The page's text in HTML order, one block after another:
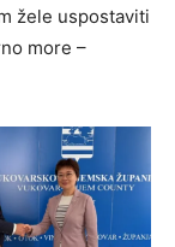
žele uspostaviti
more –